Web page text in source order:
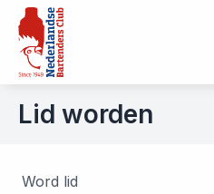
Lid worden
Word lid